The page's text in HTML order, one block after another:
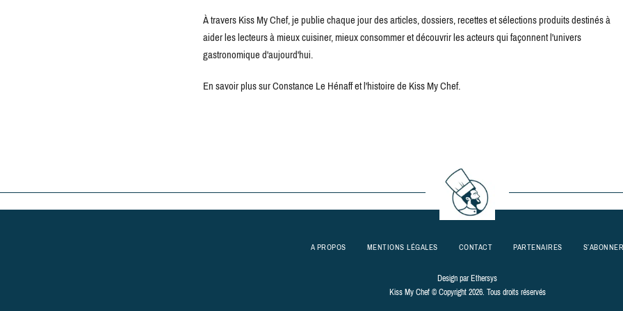
À travers Kiss My Chef, je publie chaque jour des articles, dossiers, recettes et sélections produits destinés à
aider les lecteurs à mieux cuisiner, mieux consommer et découvrir les acteurs qui façonnent l'univers
gastronomique d'aujourd'hui.
En savoir plus sur Constance Le Hénaff et l'histoire de Kiss My Chef.
A PROPOS MENTIONS LÉGALES CONTACT PARTENAIRES
Design parEthersys
Kiss My Chef © Copyright 2026. Tous droits réservés